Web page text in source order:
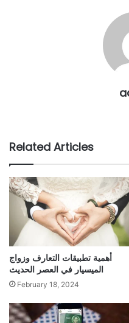
Related Articles
أهمية تطبيقات التعارف وزواج
الميسيار في العصر الحديث
February 18, 2024